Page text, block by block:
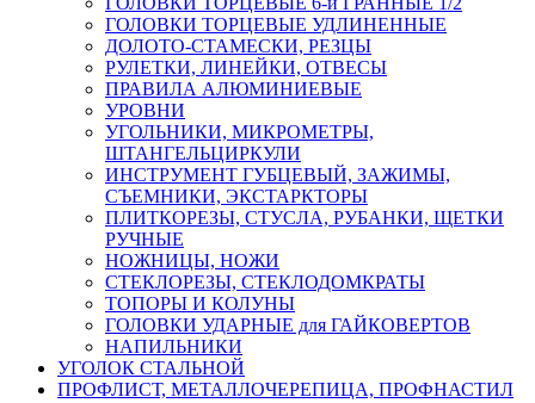
ГОЛОВКИ ТОРЦЕВЫЕ УДЛИНЕННЫЕ
ДОЛОТО-СТАМЕСКИ, РЕЗЦЫ
РУЛЕТКИ, ЛИНЕЙКИ, ОТВЕСЫ
ПРАВИЛА АЛЮМИНИЕВЫЕ
УРОВНИ
УГОЛЬНИКИ, МИКРОМЕТРЫ,
ШТАНГЕЛЬЦИРКУЛИ
ИНСТРУМЕНТ ГУБЦЕВЫЙ, ЗАЖИМЫ,
СЪЕМНИКИ, ЭКСТАРКТОРЫ
ПЛИТКОРЕЗЫ, СТУСЛА, РУБАНКИ, ЩЕТКИ
РУЧНЫЕ
НОЖНИЦЫ, НОЖИ
СТЕКЛОРЕЗЫ, СТЕКЛОДОМКРАТЫ
ТОПОРЫ И КОЛУНЫ
ГОЛОВКИ УДАРНЫЕ для ГАЙКОВЕРТОВ
НАПИЛЬНИКИ
УГОЛОК СТАЛЬНОЙ
ПРОФЛИСТ, МЕТАЛЛОЧЕРЕПИЦА, ПРОФНАСТИЛ